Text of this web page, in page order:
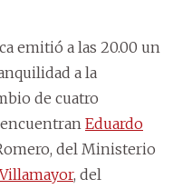
emitió a las 20.00 un
a la
de cuatro
Eduardo
del Ministerio
, del